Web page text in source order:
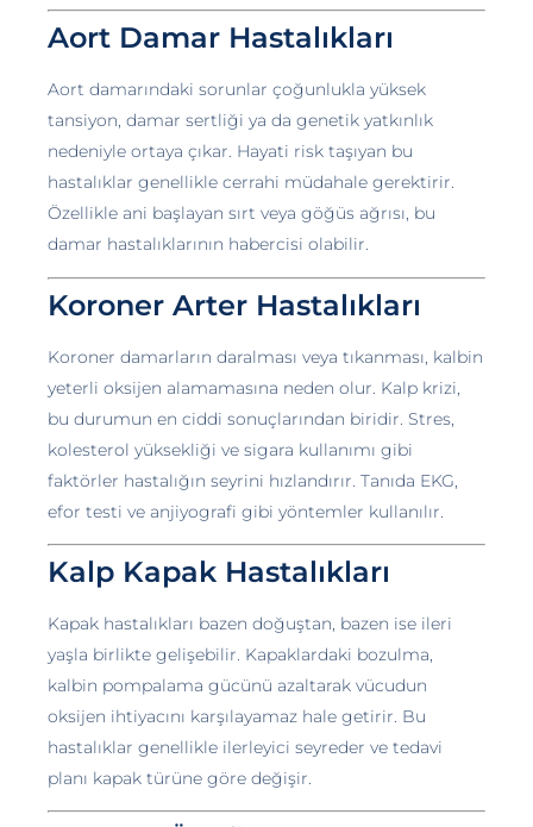
Aort Damar Hastalıkları
Aort damarındaki sorunlar çoğunlukla yüksek
tansiyon, damar sertliği ya da genetik yatkınlık
nedeniyle ortaya çıkar. Hayati risk taşıyan bu
hastalıklar genellikle cerrahi müdahale gerektirir.
Özellikle ani başlayan sırt veya göğüs ağrısı, bu
damar hastalıklarının habercisi olabilir.
Koroner Arter Hastalıkları
Koroner damarların daralması veya tıkanması, kalbin
yeterli oksijen alamamasına neden olur. Kalp krizi,
bu durumun en ciddi sonuçlarından biridir. Stres,
kolesterol yüksekliği ve sigara kullanımı gibi
faktörler hastalığın seyrini hızlandırır. Tanıda EKG,
efor testi ve anjiyografi gibi yöntemler kullanılır.
Kalp Kapak Hastalıkları
Kapak hastalıkları bazen doğuştan, bazen ise ileri
yaşla birlikte gelişebilir. Kapaklardaki bozulma,
kalbin pompalama gücünü azaltarak vücudun
oksijen ihtiyacını karşılayamaz hale getirir. Bu
hastalıklar genellikle ilerleyici seyreder ve tedavi
planı kapak türüne göre değişir.